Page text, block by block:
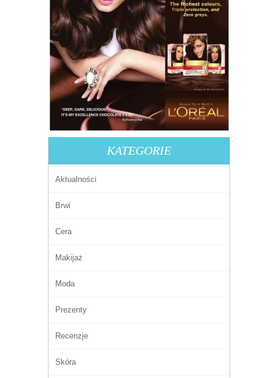
KATEGORIE
Aktualności
Brwi
Cera
Makijaż
Moda
Prezenty
Recenzje
Skóra